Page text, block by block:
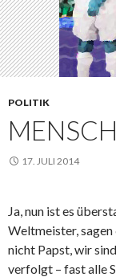
POLITIK
17. JULI 2014
Ja, nun ist es
Weltmeister,
nicht Papst, wir
verfolgt – fast alle